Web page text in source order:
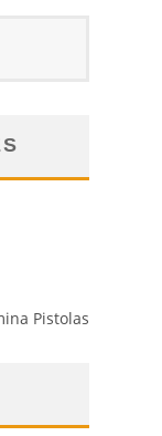
Pistolas